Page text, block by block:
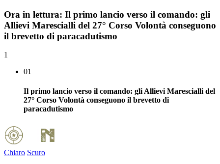
Ora in lettura: Il primo lancio verso il comando: gli
Allievi Marescialli del 27° Corso Volontà conseguono
il brevetto di paracadutismo
1
01
Il primo lancio verso il comando: gli Allievi Marescialli del
27° Corso Volontà conseguono il brevetto di
paracadutismo
Chiaro Scuro